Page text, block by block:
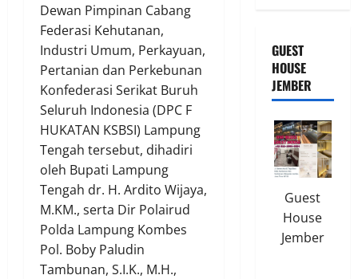
Dewan Pimpinan Cabang
Federasi Kehutanan,
Industri Umum, Perkayuan,
Pertanian dan Perkebunan
Konfederasi Serikat Buruh
Seluruh Indonesia (DPC F
HUKATAN KSBSI) Lampung
Tengah tersebut, dihadiri
oleh Bupati Lampung
Tengah dr. H. Ardito Wijaya,
M.KM., serta Dir Polairud
Polda Lampung Kombes
Pol. Boby Paludin
Tambunan, S.I.K., M.H.,
GUEST
HOUSE
JEMBER
Guest
House
Jember